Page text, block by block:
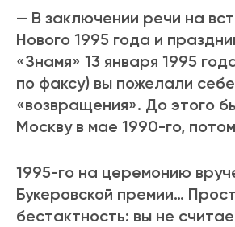
— В заключении речи на
Нового 1995 года и
«Знамя» 13 января 1995
по факсу) вы пожелали себе
«возвращения». До этого
Москву в мае 1990-го,
1995-го на церемонию
Букеровской премии…
бестактность: вы не